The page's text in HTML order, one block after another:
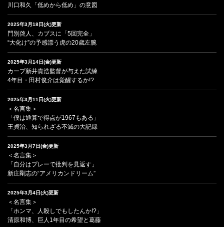
川口和久「低めから低め」の意図
2025年3月18日(火)更新
門別啓人、カブスに「5回完全」
“大化け”の予感漂う虎の20歳左腕
2025年3月14日(金)更新
カープ新井貴浩監督が与えた試練
4年目・田村俊介は覚醒するか!?
2025年3月11日(火)更新
＜名言集＞
「僕は通算で得点が1967もある」
王貞治、知られざる不滅の大記録
2025年3月7日(金)更新
＜名言集＞
「自分はプレーで批判を見返す」
新庄剛志の“アメリカンドリーム”
2025年3月4日(火)更新
＜名言集＞
「ホンマ、人殺しでもしたんか!?」
清原和博、巨人1年目の希望と葛藤